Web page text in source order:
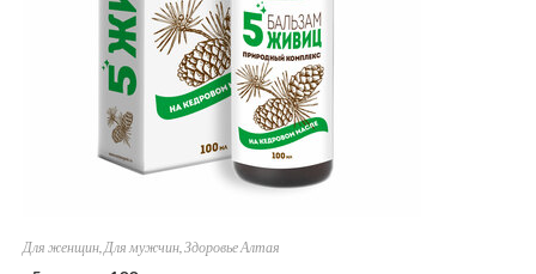
Для женщин,Для мужчин,Здоровье Алтая